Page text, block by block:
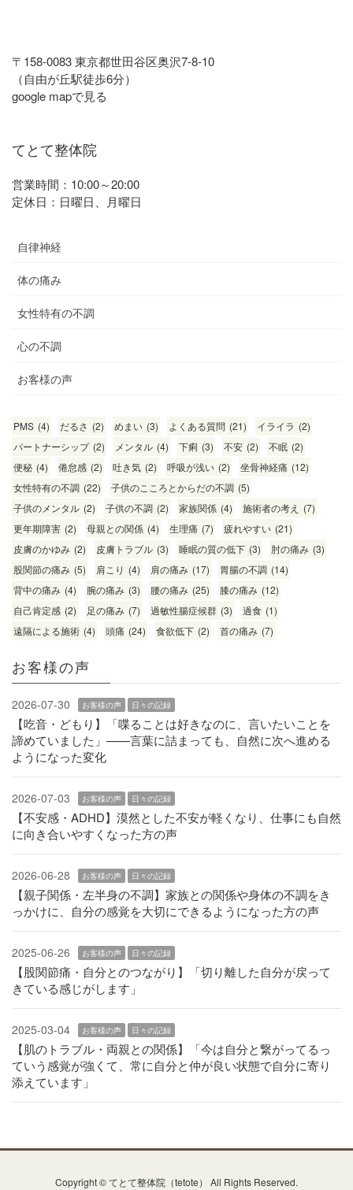
〒158-0083 東京都世田谷区奥沢7-8-10
（自由が丘駅徒歩6分）
google mapで見る
てとて整体院
営業時間：10:00～20:00
定休日：日曜日、月曜日
自律神経
体の痛み
女性特有の不調
心の不調
お客様の声
PMS (4) だるさ (2) めまい (3) よくある質問 (21) イライラ (2)
パートナーシップ (2) メンタル (4) 下痢 (3) 不安 (2) 不眠 (2)
便秘 (4) 倦怠感 (2) 吐き気 (2) 呼吸が浅い (2) 坐骨神経痛 (12)
女性特有の不調 (22) 子供のこころとからだの不調 (5)
子供のメンタル (2) 子供の不調 (2) 家族関係 (4) 施術者の考え (7)
更年期障害 (2) 母親との関係 (4) 生理痛 (7) 疲れやすい (21)
皮膚のかゆみ (2) 皮膚トラブル (3) 睡眠の質の低下 (3) 肘の痛み (3)
股関節の痛み (5) 肩こり (4) 肩の痛み (17) 胃腸の不調 (14)
背中の痛み (4) 腕の痛み (3) 腰の痛み (25) 膝の痛み (12)
自己肯定感 (2) 足の痛み (7) 過敏性腸症候群 (3) 過食 (1)
遠隔による施術 (4) 頭痛 (24) 食欲低下 (2) 首の痛み (7)
お客様の声
2026-07-30 お客様の声 日々の記録
【吃音・どもり】「喋ることは好きなのに、言いたいことを
諦めていました」——言葉に詰まっても、自然に次へ進める
ようになった変化
2026-07-03 お客様の声 日々の記録
【不安感・ADHD】漠然とした不安が軽くなり、仕事にも自然
に向き合いやすくなった方の声
2026-06-28 お客様の声 日々の記録
【親子関係・左半身の不調】家族との関係や身体の不調をき
っかけに、自分の感覚を大切にできるようになった方の声
2025-06-26 お客様の声 日々の記録
【股関節痛・自分とのつながり】「切り離した自分が戻って
きている感じがします」
2025-03-04 お客様の声 日々の記録
【肌のトラブル・両親との関係】「今は自分と繋がってるっ
ていう感覚が強くて、常に自分と仲が良い状態で自分に寄り
添えています」
Copyright © てとて整体院（tetote） All Rights Reserved.